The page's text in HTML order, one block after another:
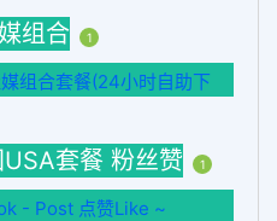
组合 1
组合套餐(24小时自助下
套餐 粉丝赞 1
- Post 点赞Like ~